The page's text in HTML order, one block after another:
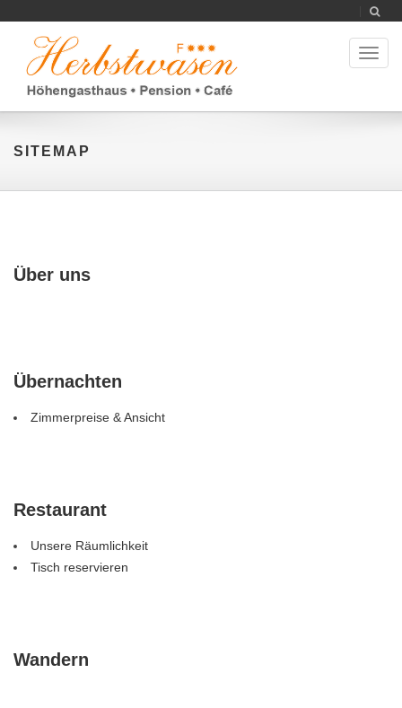
SITEMAP
Über uns
Übernachten
Zimmerpreise & Ansicht
Restaurant
Unsere Räumlichkeit
Tisch reservieren
Wandern